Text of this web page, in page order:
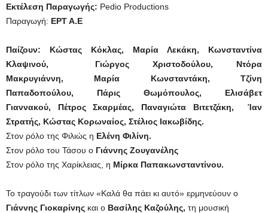
Εκτέλεση Παραγωγής: Pedio Productions
Παραγωγή: ΕΡΤ Α.Ε
Παίζουν:
Κώστας Κόκλας, Μαρία Λεκάκη, Κωνσταντίνα
Κλαψινού, Γιώργος Χριστοδούλου, Ντόρα
Μακρυγιάννη, Μαρία Κωνσταντάκη, Τζίνη
Παπαδοπούλου, Πάρις Θωμόπουλος, Ελισάβετ
Γιαννακού, Πέτρος Σκαρμέας, Παναγιώτα Βιτετζάκη, Ίαν
Στρατής, Κώστας Κορωναίος, Στέλιος Ιακωβίδης.
Στον ρόλο της Φιλιώς η Ελένη Φιλίνη.
Στον ρόλο του Τάσου ο Γιάννης Ζουγανέλης
Στον ρόλο της Χαρίκλειας, η Μίρκα Παπακωνσταντίνου.
Το τραγούδι των τίτλων «Καλά θα πάει κι αυτό» ερμηνεύουν ο
Γιάννης Γιοκαρίνης και ο Βασίλης Καζούλης, τη μουσική